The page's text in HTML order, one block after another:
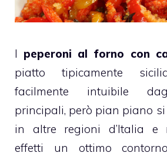
I peperoni al forno con
piatto tipicamente
facilmente intuibile
principali, però pian piano
in altre regioni d’Italia e
effetti un ottimo